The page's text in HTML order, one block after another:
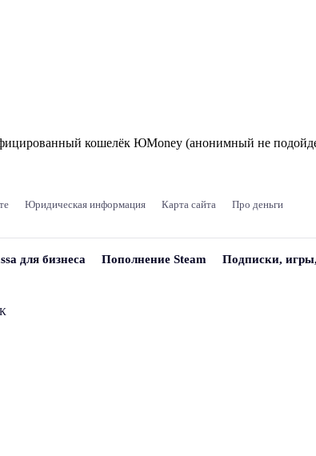
кошелёк ЮMoney (анонимный не
Юридическая информация Карта сайта Про деньги
для бизнеса Пополнение Steam Подписки,